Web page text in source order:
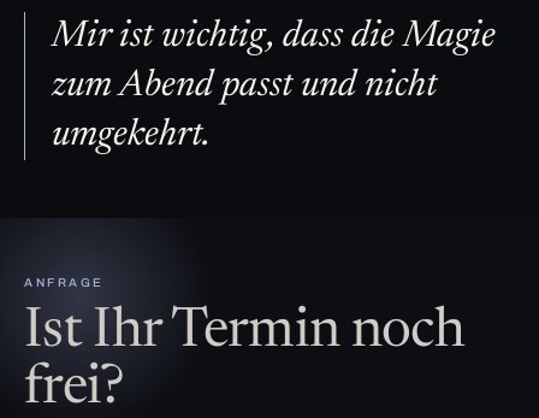
Mir ist wichtig, dass die Magie
zum Abend passt und nicht
umgekehrt.
ANFRAGE
Ist Ihr Termin noch
frei?